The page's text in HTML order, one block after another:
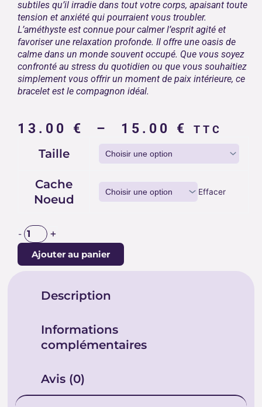
subtiles qu’il irradie dans tout votre corps, apaisant toute
tension et anxiété qui pourraient vous troubler.
L’améthyste est connue pour calmer l’esprit agité et
favoriser une relaxation profonde. Il offre une oasis de
calme dans un monde souvent occupé. Que vous soyez
confronté au stress du quotidien ou que vous souhaitiez
simplement vous offrir un moment de paix intérieure, ce
bracelet est le compagnon idéal.
13.00 € – 15.00 € Plage
de
prix :
à
15.00 €
TTC
Taille
Cache
Noeud
Effacer
-
bien-
être
+
Ajouter au panier
Description
Informations
complémentaires
Avis (0)